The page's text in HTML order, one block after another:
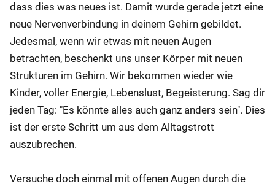
dass dies was neues ist. Damit wurde gerade jetzt eine
neue Nervenverbindung in deinem Gehirn gebildet.
Jedesmal, wenn wir etwas mit neuen Augen
betrachten, beschenkt uns unser Körper mit neuen
Strukturen im Gehirn. Wir bekommen wieder wie
Kinder, voller Energie, Lebenslust, Begeisterung. Sag dir
jeden Tag: "Es könnte alles auch ganz anders sein". Dies
ist der erste Schritt um aus dem Alltagstrott
auszubrechen.
Versuche doch einmal mit offenen Augen durch die